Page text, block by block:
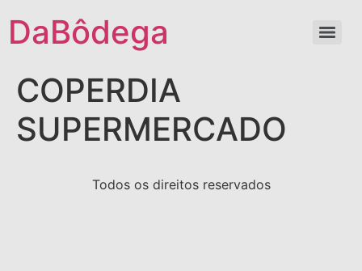
DaBôdega
COPERDIA
SUPERMERCADO
Todos os direitos reservados